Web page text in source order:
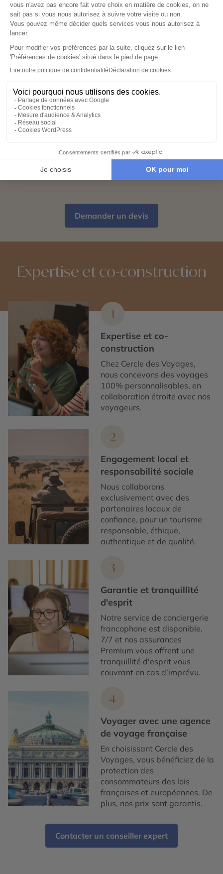
Échangez avec un conseiller-expert
pour créer un voyage à votre image,
adapté à vos envies et à votre rythme.
03 Réservez en toute sérénité
expériences exclusives : nous nous
chargeons de tout. Il ne vous reste plus
qu’à partir !
04 Partez l’esprit léger
contient les informations essentielles.
Sur place, notre conciergerie reste
disponible 24/7
Demander un devis
Expertise et co-construction
1
Expertise et co-
construction
Chez Cercle des Voyages,
nous concevons des voyages
100% personnalisables, en
collaboration étroite avec nos
voyageurs.
2
Engagement local et
responsabilité sociale
Nous collaborons
exclusivement avec des
partenaires locaux de
confiance, pour un tourisme
responsable, éthique,
authentique et de qualité.
3
Garantie et tranquillité
d'esprit
Notre service de conciergerie
francophone est disponible,
7/7 et nos assurances
Premium vous offrent une
tranquillité d'esprit vous
couvrant en cas d’imprévu.
4
Voyager avec une agence
de voyage française
En choisissant Cercle des
Voyages, vous bénéficiez de la
protection des
consommateurs des lois
françaises et européennes. De
plus, nos prix sont garantis.
Contacter un conseiller expert